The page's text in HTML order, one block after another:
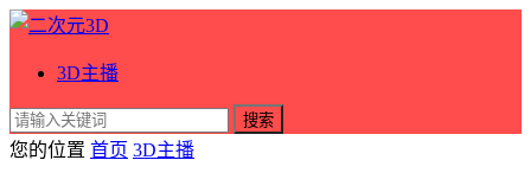
3D主播
搜索
您的位置 首页 3D主播